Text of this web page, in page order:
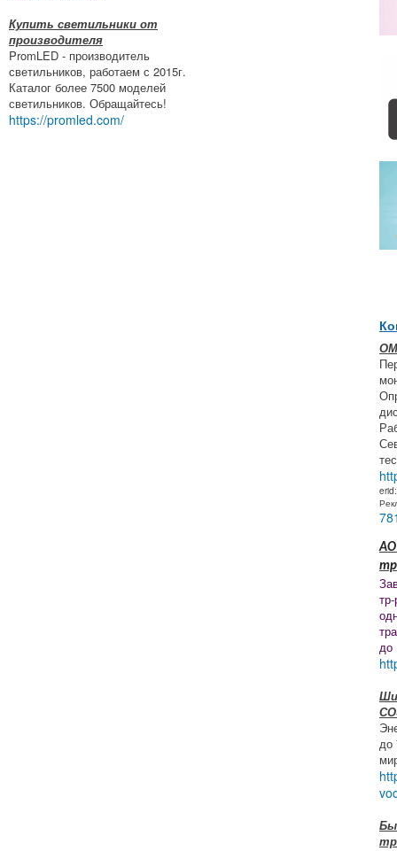
Купить светильники от
производителя
PromLED - производитель
светильников, работаем с 2015г.
Каталог более 7500 моделей
светильников. Обращайтесь!
https://promled.com/
АО
до
до